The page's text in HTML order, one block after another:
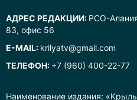
Наименование издания:
АДРЕС РЕДАКЦИИ: РСО-
83, офис 56
E-MAIL: krilyatv@gmail.com
ТЕЛЕФОН: +7 (960) 400-22-77